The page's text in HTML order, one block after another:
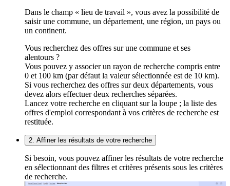
Dans le champ « lieu de travail », vous avez la possibilité de
saisir une commune, un département, une région, un pays ou
un continent.
Vous recherchez des offres sur une commune et ses
alentours ?
Vous pouvez y associer un rayon de recherche compris entre
0 et 100 km (par défaut la valeur sélectionnée est de 10 km).
Si vous recherchez des offres sur deux départements, vous
devez alors effectuer deux recherches séparées.
Lancez votre recherche en cliquant sur la loupe ; la liste des
offres d'emploi correspondant à vos critères de recherche est
restituée.
2. Affiner les résultats de votre recherche
Si besoin, vous pouvez affiner les résultats de votre recherche
en sélectionnant des filtres et critères présents sous les critères
de recherche.